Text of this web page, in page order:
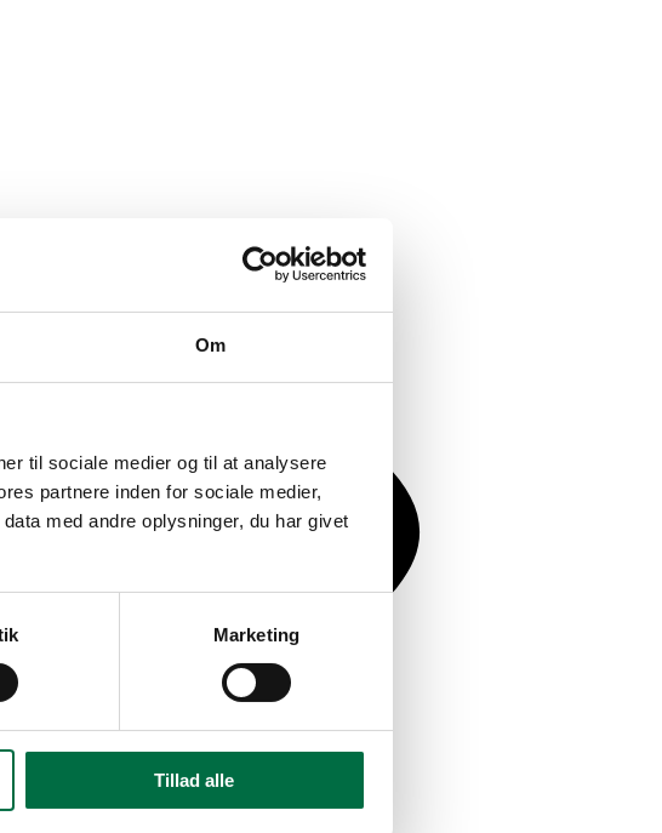
Om
til sociale medier og til at analysere
partnere inden for sociale medier,
med andre oplysninger, du har givet
Marketing
Tillad alle